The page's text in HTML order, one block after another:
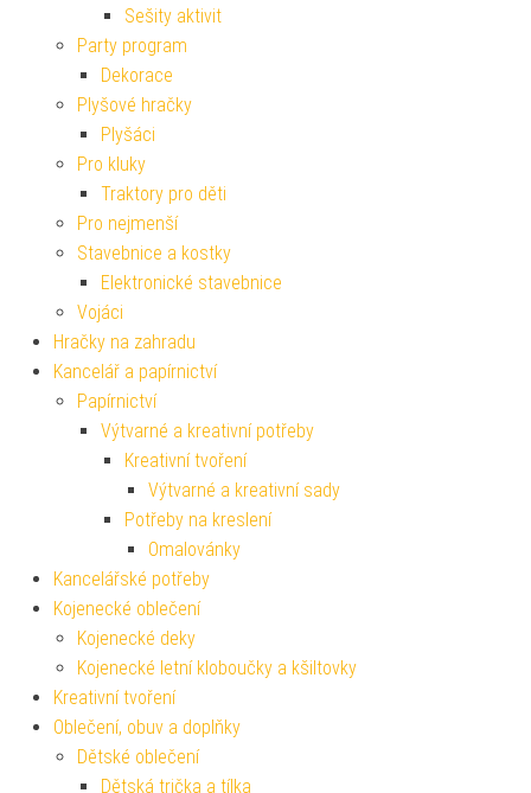
Sešity aktivit
Party program
Dekorace
Plyšové hračky
Plyšáci
Pro kluky
Traktory pro děti
Pro nejmenší
Stavebnice a kostky
Elektronické stavebnice
Vojáci
Hračky na zahradu
Kancelář a papírnictví
Papírnictví
Výtvarné a kreativní potřeby
Kreativní tvoření
Výtvarné a kreativní sady
Potřeby na kreslení
Omalovánky
Kancelářské potřeby
Kojenecké oblečení
Kojenecké deky
Kojenecké letní kloboučky a kšiltovky
Kreativní tvoření
Oblečení, obuv a doplňky
Dětské oblečení
Dětská trička a tílka